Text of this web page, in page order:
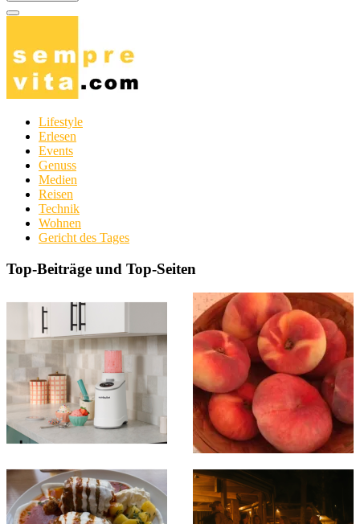
Lifestyle
Erlesen
Events
Genuss
Medien
Reisen
Technik
Wohnen
Gericht des Tages
Top-Beiträge und Top-Seiten